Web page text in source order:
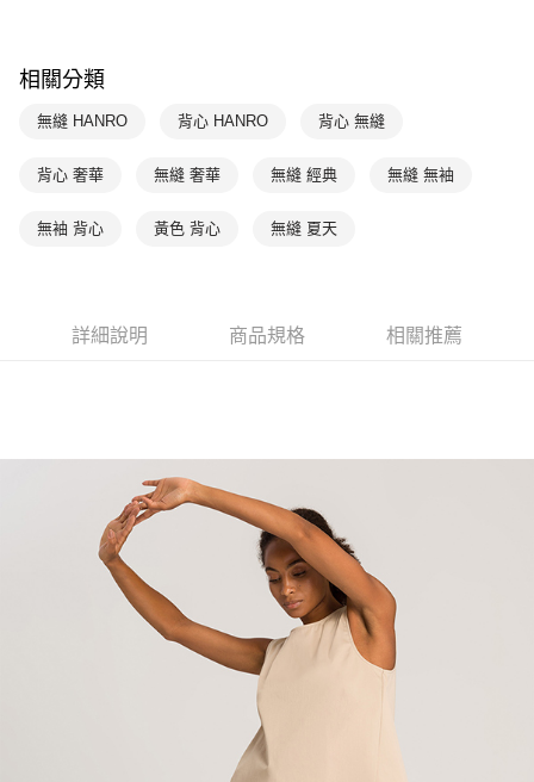
每筆NT$90，滿NT$1,000(含以上)免運費
宅配
相關分類
無縫 HANRO 背心 HANRO 背心 無縫
背心 奢華 無縫 奢華 無縫 經典 無縫 無袖
無袖 背心 黃色 背心 無縫 夏天
詳細說明 商品規格 相關推薦